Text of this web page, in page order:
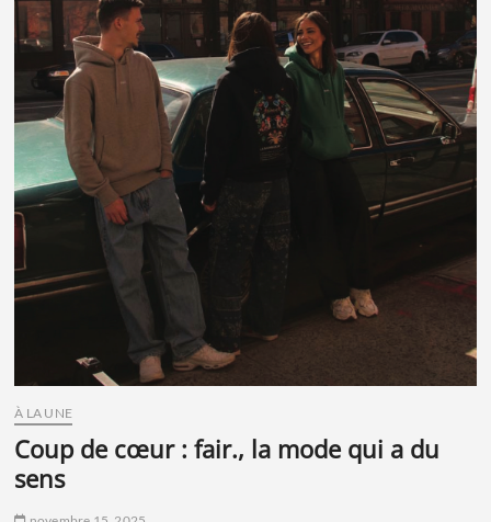
À LA UNE
coup de cœur : fair., la mode qui a du
sens